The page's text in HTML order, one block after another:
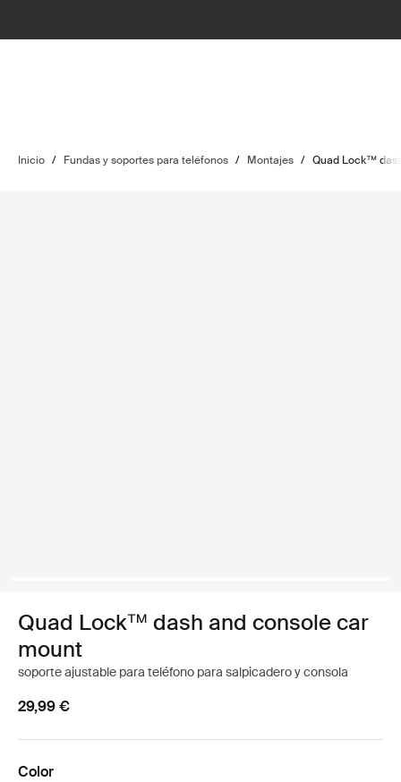
Inicio / Fundas y soportes para teléfonos / Montajes / Quad Lock™
Quad Lock™ dash and console car
mount
soporte ajustable para teléfono para salpicadero y consola
29,99 €
Color